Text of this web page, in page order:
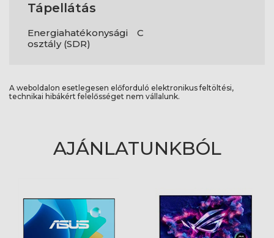
Tápellátás
Energiahatékonysági
osztály (SDR)
C
A weboldalon esetlegesen előforduló elektronikus feltöltési,
technikai hibákért felelősséget nem vállalunk.
AJÁNLATUNKBÓL